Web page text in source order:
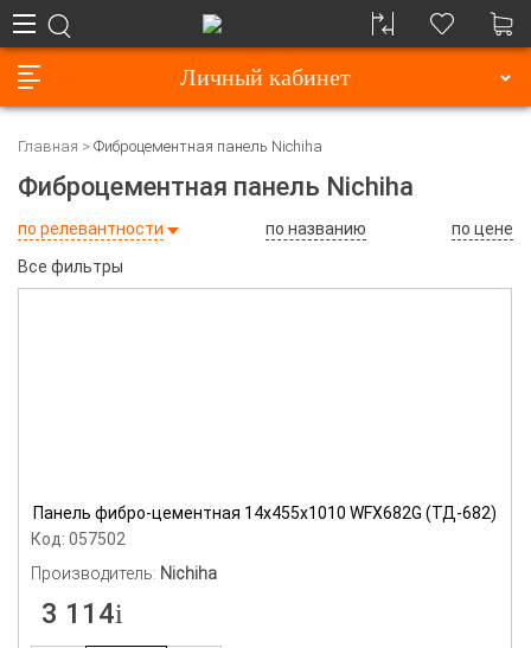
Личный кабинет
Главная Фиброцементная панель Nichiha
Фиброцементная панель Nichiha
по релевантности по названию
по цене
Все фильтры
Панель фибро-цементная 14х455х1010 WFX682G (ТД-682)
Код: 057502
Производитель: Nichiha
3 114